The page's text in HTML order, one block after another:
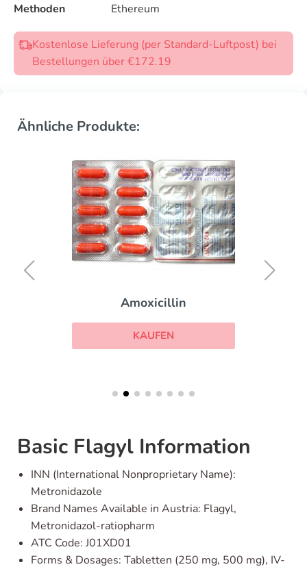
Methoden
Ethereum
Kostenlose Lieferung (per Standard-Luftpost) bei
Bestellungen über €172.19
Ähnliche Produkte:
Amoxicillin
KAUFEN
Basic Flagyl Information
INN (International Nonproprietary Name):
Metronidazole
Brand Names Available in Austria: Flagyl,
Metronidazol-ratiopharm
ATC Code: J01XD01
Forms & Dosages: Tabletten (250 mg, 500 mg), IV-